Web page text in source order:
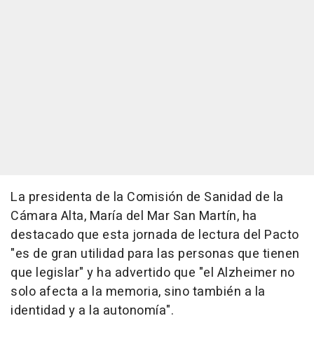
La presidenta de la Comisión de Sanidad de la
Cámara Alta, María del Mar San Martín, ha
destacado que esta jornada de lectura del Pacto
"es de gran utilidad para las personas que tienen
que legislar" y ha advertido que "el Alzheimer no
solo afecta a la memoria, sino también a la
identidad y a la autonomía".